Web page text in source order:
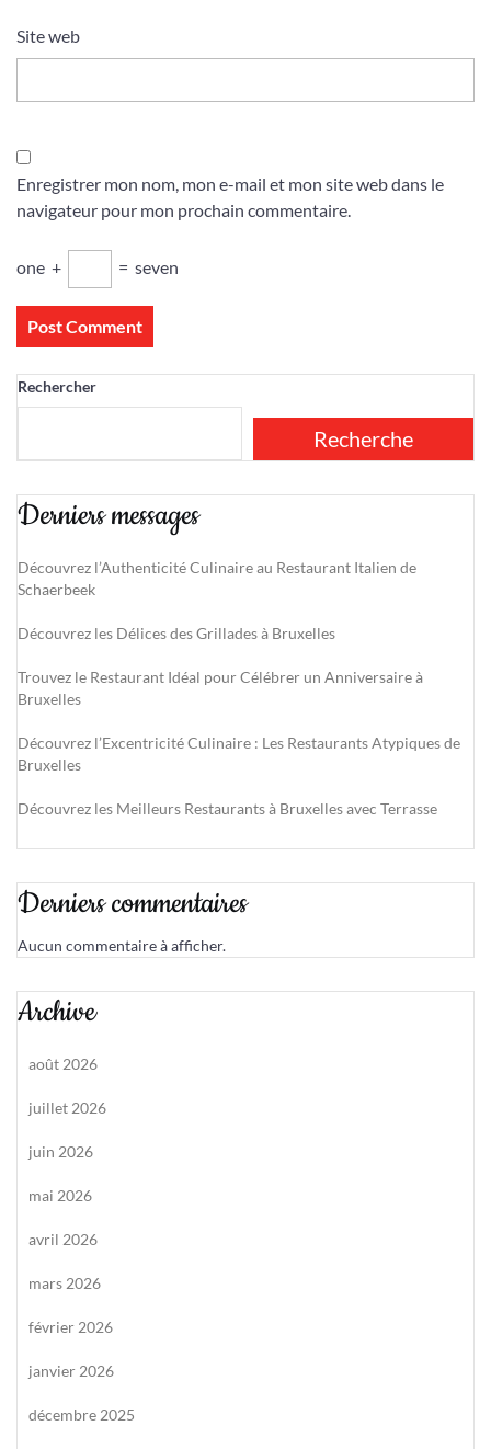
Site web
Enregistrer mon nom, mon e-mail et mon site web dans le
navigateur pour mon prochain commentaire.
one + = seven
Rechercher
Recherche
Derniers messages
Découvrez l’Authenticité Culinaire au Restaurant Italien de
Schaerbeek
Découvrez les Délices des Grillades à Bruxelles
Trouvez le Restaurant Idéal pour Célébrer un Anniversaire à
Bruxelles
Découvrez l’Excentricité Culinaire : Les Restaurants Atypiques de
Bruxelles
Découvrez les Meilleurs Restaurants à Bruxelles avec Terrasse
Derniers commentaires
Aucun commentaire à afficher.
Archive
août 2026
juillet 2026
juin 2026
mai 2026
avril 2026
mars 2026
février 2026
janvier 2026
décembre 2025